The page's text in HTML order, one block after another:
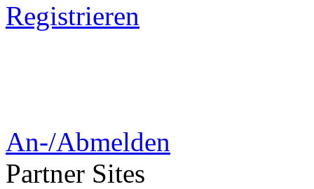
Registrieren
An-/Abmelden
Partner Sites